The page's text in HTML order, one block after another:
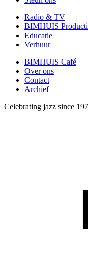
Radio & TV
BIMHUIS
Educatie
Verhuur
BIMHUIS Café
Over ons
Contact
Archief
Celebrating jazz since